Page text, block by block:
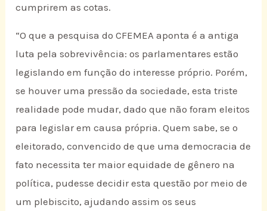
cumprirem as cotas.
“O que a pesquisa do CFEMEA aponta é a antiga
luta pela sobrevivência: os parlamentares estão
legislando em função do interesse próprio. Porém,
se houver uma pressão da sociedade, esta triste
realidade pode mudar, dado que não foram eleitos
para legislar em causa própria. Quem sabe, se o
eleitorado, convencido de que uma democracia de
fato necessita ter maior equidade de gênero na
política, pudesse decidir esta questão por meio de
um plebiscito, ajudando assim os seus